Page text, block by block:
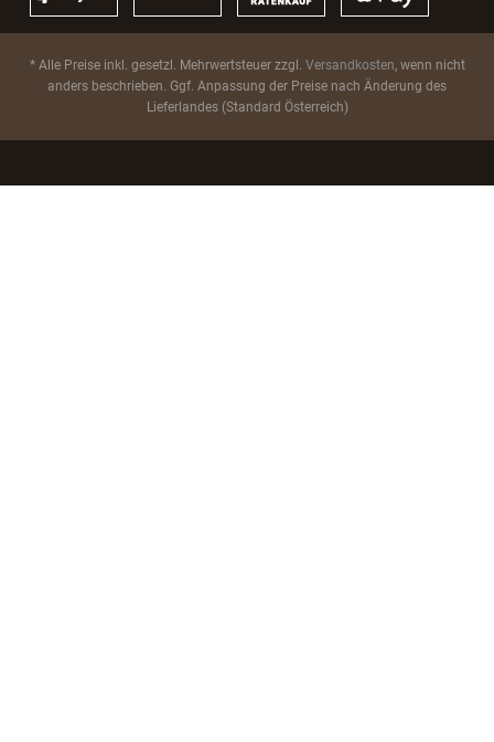
* Alle Preise inkl. gesetzl. Mehrwertsteuer zzgl. Versandkosten, wenn nicht
anders beschrieben. Ggf. Anpassung der Preise nach Änderung des
Lieferlandes (Standard Österreich)